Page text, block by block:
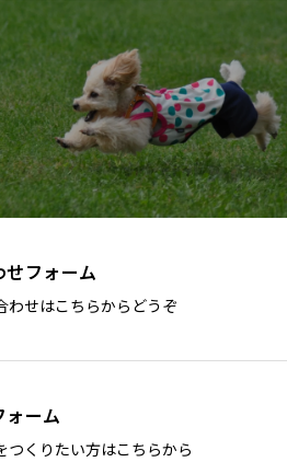
せフォーム
わせはこちらからどうぞ
ォーム
つくりたい方はこちらから